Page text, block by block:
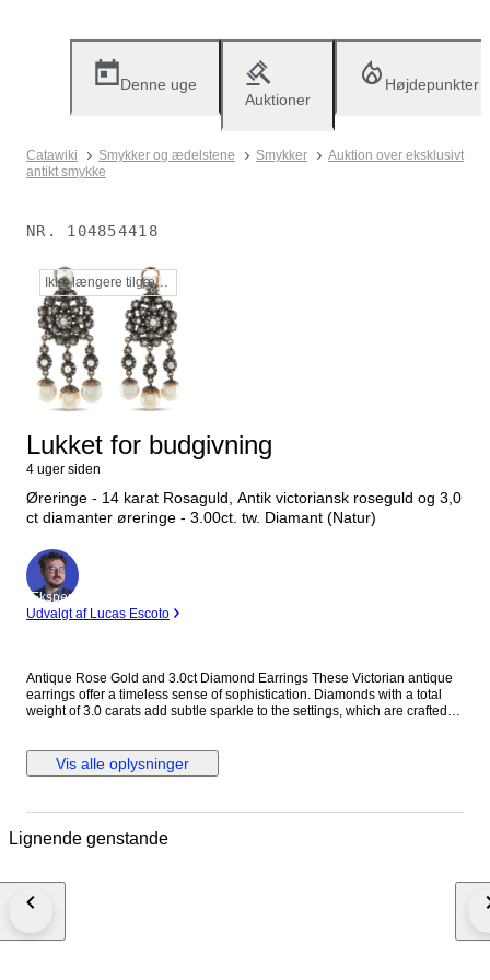
Denne uge
Auktioner
Højdepunkter
Catawiki Smykker og ædelstene Smykker
Auktion over eksklusivt
antikt smykke
NR. 104854418
Ikke længere tilgængelig
Lukket for budgivning
4 uger siden
Øreringe - 14 karat Rosaguld, Antik victoriansk roseguld og 3,0
ct diamanter øreringe - 3.00ct. tw. Diamant (Natur)
Ekspert
Udvalgt af Lucas Escoto
Antique Rose Gold and 3.0ct Diamond Earrings These Victorian antique
earrings offer a timeless sense of sophistication. Diamonds with a total
weight of 3.0 carats add subtle sparkle to the settings, which are crafted
wide. METAL & STONES Metal 14K Rose Gold Stones Diamond Diamond
Carat 3.00 Stamp 585 TYPE & SIZE Earring Type Dangle Earring Closure
Condition Excellent This jewelry piece is offered in estate condition
insured. Boucles d'oreilles victoriennes anciennes en or rose 14 carats et
Diamanten und Perlen
Vis alle oplysninger
Lignende genstande